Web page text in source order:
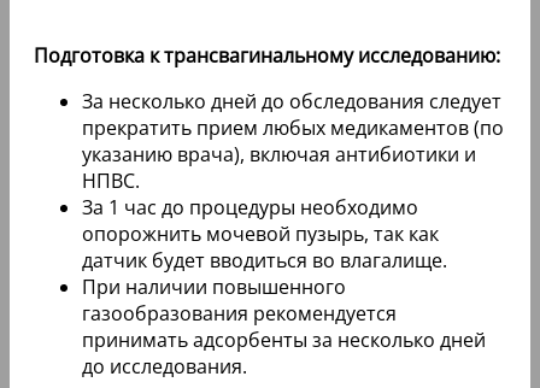
Подготовка к трансвагинальному исследованию:
За несколько дней до обследования следует
прекратить прием любых медикаментов (по
указанию врача), включая антибиотики и
НПВС.
За 1 час до процедуры необходимо
опорожнить мочевой пузырь, так как
датчик будет вводиться во влагалище.
При наличии повышенного
газообразования рекомендуется
принимать адсорбенты за несколько дней
до исследования.